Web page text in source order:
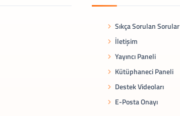
Sıkça Sorulan Sorular
İletişim
Yayıncı Paneli
Kütüphaneci Paneli
Destek Videoları
E-Posta Onayı